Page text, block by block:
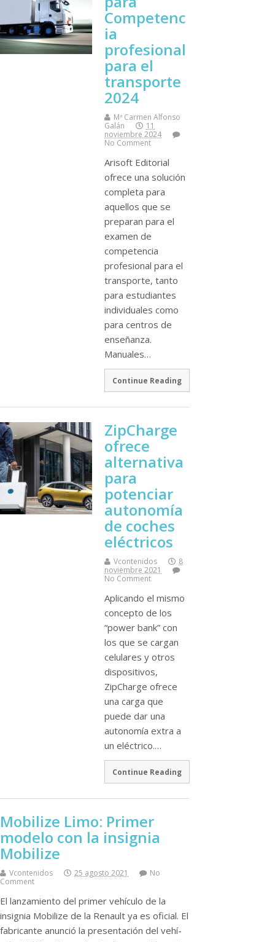
Competenc
ia
profesional
para el
transporte
2024
Mª Carmen Alfonso
Galán
11
noviembre 2024
No Comment
Arisoft Editorial
ofrece una solución
completa para
aquellos que se
preparan para el
examen de
competencia
profesional para el
transporte, tanto
para estudiantes
individuales como
para centros de
enseñanza.
Manuales…
Continue Reading
ZipCharge
ofrece
alternativa
para
potenciar
autonomí­a
de coches
eléctricos
Vcontenidos
8
noviembre 2021
No Comment
Aplicando el mismo
concepto de los
“power bank” con
los que se cargan
celulares y otros
dispositivos,
ZipCharge ofrece
una carga que
puede dar una
autonomí­a extra a
un eléctrico.…
Continue Reading
Mobilize Limo: Primer
modelo con la insignia
Mobilize
Vcontenidos 25 agosto 2021
No
Comment
El lanzamiento del primer vehí­culo de la
insignia Mobilize de la Renault ya es oficial. El
fabricante anunció la presentación del vehí­